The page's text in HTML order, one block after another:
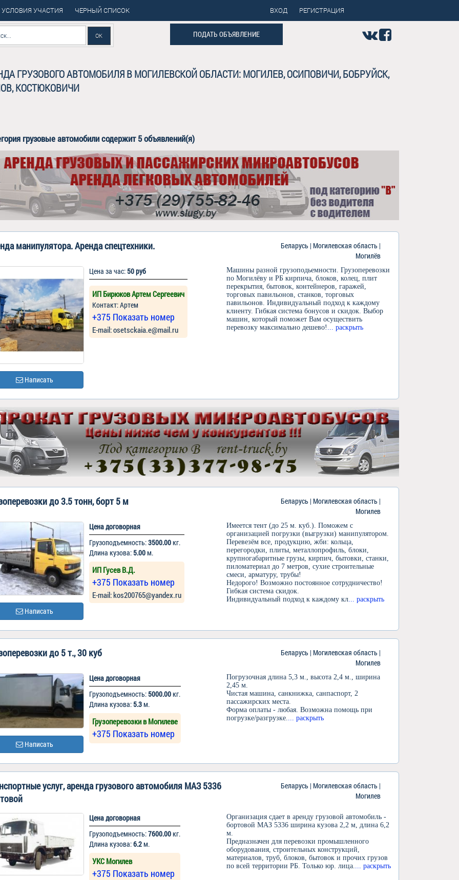
УСЛОВИЯ УЧАСТИЯ ЧЕРНЫЙ СПИСОК ВХОД РЕГИСТРАЦИЯ
ПОДАТЬ ОБЪЯВЛЕНИЕ
ГРУЗОВОГО АВТОМОБИЛЯ В МОГИЛЕВСКОЙ ОБЛАСТИ: МОГИЛЕВ, ОСИПОВИЧИ, БОБРУЙСК,
КОСТЮКОВИЧИ
грузовые автомобилисодержит 5 объявлений(я)
манипулятора. Аренда спецтехники.
Беларусь | Могилевская область |
Могилёв
Написать
Цена за час: 50 руб
ИП Бирюков Артем Сергеевич
Контакт: Артем
+375 Показать номер
Е-mail: osetsckaia.e@mail.ru
Машины разной грузоподьемности. Грузоперевозки
по Могилёву и РБ кирпича, блоков, колец, плит
перекрытия, бытовок, контейнеров, гаражей,
торговых павильонов, станков, торговых
павильонов. Индивидуальный подход к каждому
клиенту. Гибкая система бонусов и скидок. Выбор
машин, который поможет Вам осуществить
перевозку максимально дешево!
... раскрыть
до 3.5 тонн, борт 5 м
Беларусь | Могилевская область |
Могилев
Написать
Цена договорная
Грузоподъемность:3500.00кг.
Длина кузова: 5.00м.
ИП Гусев В.Д.
+375 Показать номер
Е-mail: kos200765@yandex.ru
Имеется тент (до 25 м. куб.). Поможем с
организацией погрузки (выгрузки) манипулятором.
Перевезём все, продукцию, жби: кольца,
перегородки, плиты, металлопрофиль, блоки,
крупногабаритные грузы, кирпич, бытовки, станки,
пиломатериал до 7 метров, сухие строительные
смеси, арматуру, трубы!
Недорого! Возможно постоянное сотрудничество!
Гибкая система скидок.
Индивидуальный подход к каждому кл ... раскрыть
до 5 т., 30 куб
Беларусь | Могилевская область |
Могилев
Написать
Цена договорная
Грузоподъемность: 5000.00кг.
Длина кузова: 5.3м.
Грузоперевозки в Могилеве
+375 Показать номер
Погрузочная длина 5,3 м., высота 2,4 м., ширина
2,45 м.
Чистая машина, санкнижка, санпаспорт, 2
пассажирских места.
Форма оплаты - любая. Возможна помощь при
погрузке/разгрузке.
... раскрыть
услуг, аренда грузового автомобиля МАЗ 5336
Беларусь | Могилевская область |
Могилев
Цена договорная
Грузоподъемность:7600.00кг.
Длина кузова:6.2м.
УКС Могилев
+375 Показать номер
Организация сдает в аренду грузовой автомобиль -
бортовой МАЗ 5336 ширина кузова 2,2 м, длина 6,2
м.
Предназначен для перевозки промышленного
оборудования, строительных конструкций,
материалов, труб, блоков, бытовок и прочих грузов
по всей территории РБ. Только юр. лица.
... раскрыть